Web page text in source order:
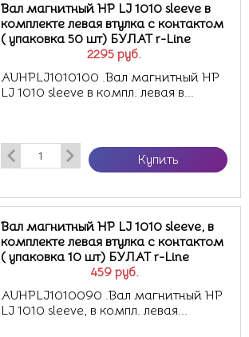
2295 руб.
Вал магнитный HP LJ 1010 sleeve в
комплекте левая втулка с контактом
( упаковка 50 шт) БУЛАТ r-Line
AUHPLJ1010100 .Вал магнитный HP
LJ 1010 sleeve в компл. левая в...
Купить
459 руб.
Вал магнитный HP LJ 1010 sleeve, в
комплекте левая втулка с контактом
( упаковка 10 шт) БУЛАТ r-Line
AUHPLJ1010090 .Вал магнитный HP
LJ 1010 sleeve, в компл. левая...